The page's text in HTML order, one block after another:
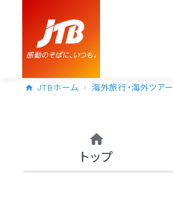
JTBホーム 海外旅行・海外ツアー
トップ